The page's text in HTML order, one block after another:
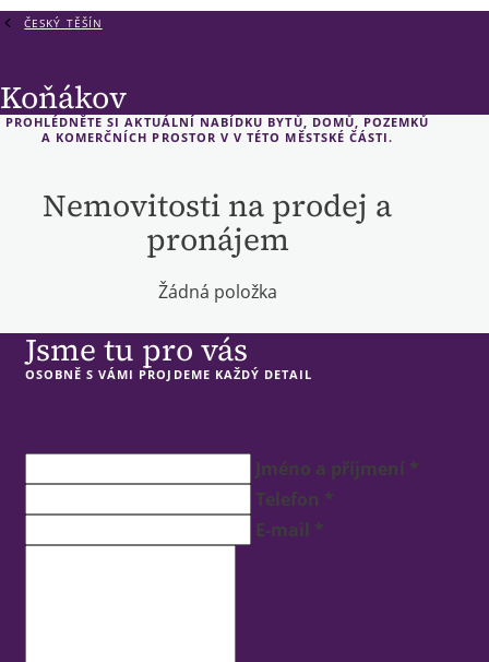
ČESKÝ TĚŠÍN
Koňákov
PROHLÉDNĚTE SI AKTUÁLNÍ NABÍDKU BYTŮ, DOMŮ, POZEMKŮ
A KOMERČNÍCH PROSTOR V V TÉTO MĚSTSKÉ ČÁSTI.
Nemovitosti na prodej a
pronájem
Žádná položka
Jsme tu pro vás
OSOBNĚ S VÁMI PROJDEME KAŽDÝ DETAIL
Jméno a příjmení *
Telefon *
E-mail *